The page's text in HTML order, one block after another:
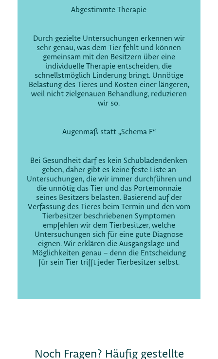
Abgestimmte Therapie
Durch gezielte Untersuchungen erkennen wir
sehr genau, was dem Tier fehlt und können
gemeinsam mit den Besitzern über eine
individuelle Therapie entscheiden, die
schnellstmöglich Linderung bringt. Unnötige
Belastung des Tieres und Kosten einer längeren,
weil nicht zielgenauen Behandlung, reduzieren
wir so.
Augenmaß statt „Schema F“
Bei Gesundheit darf es kein Schubladendenken
geben, daher gibt es keine feste Liste an
Untersuchungen, die wir immer durchführen und
die unnötig das Tier und das Portemonnaie
seines Besitzers belasten. Basierend auf der
Verfassung des Tieres beim Termin und den vom
Tierbesitzer beschriebenen Symptomen
empfehlen wir dem Tierbesitzer, welche
Untersuchungen sich für eine gute Diagnose
eignen. Wir erklären die Ausgangslage und
Möglichkeiten genau – denn die Entscheidung
für sein Tier trifft jeder Tierbesitzer selbst.
Noch Fragen? Häufig gestellte